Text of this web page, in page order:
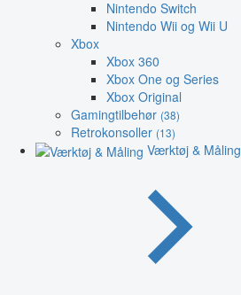
Nintendo Switch
Nintendo Wii og Wii U
Xbox
Xbox 360
Xbox One og Series
Xbox Original
Gamingtilbehør (38)
Retrokonsoller (13)
Værktøj & Måling